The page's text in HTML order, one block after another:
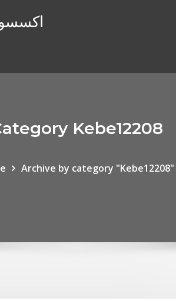
Kebe12208
Archive by category "Kebe12208"